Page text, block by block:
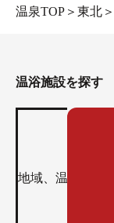
温泉TOP ＞ 東北 ＞
温浴施設を探す